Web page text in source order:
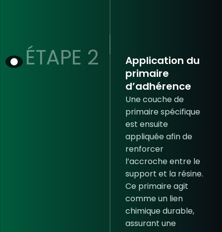
ÉTAPE 2
Application du
primaire
d’adhérence
Une couche de
primaire spécifique
est ensuite
appliquée afin de
renforcer
l’accroche entre le
support et la résine.
Ce primaire agit
comme un lien
chimique durable,
assurant une